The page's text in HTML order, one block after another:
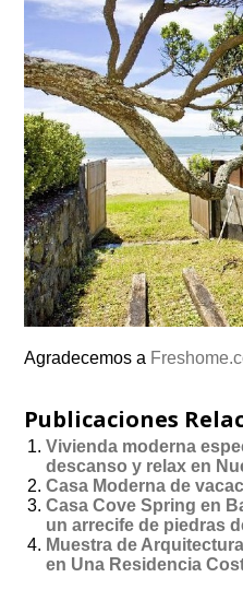
Agradecemos a
Publicaciones
Vivienda moderna
descanso y relax en
Casa Moderna de
Casa Cove Spring en
un arrecife de piedras
Muestra de
en Una Residencia